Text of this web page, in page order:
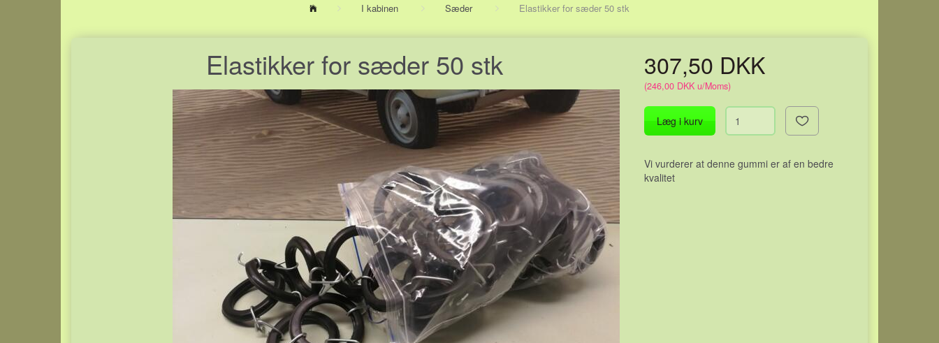
I kabinen Sæder Elastikker for sæder 50 stk
Elastikker for sæder 50 stk 307,50 DKK
(246,00 DKK u/Moms)
Læg i kurv
Vi vurderer at denne gummi er af en bedre
kvalitet